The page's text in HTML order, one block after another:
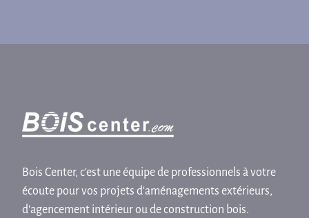
Bois Center, c'est une équipe de professionnels à votre
écoute pour vos projets d'aménagements extérieurs,
d'agencement intérieur ou de construction bois.